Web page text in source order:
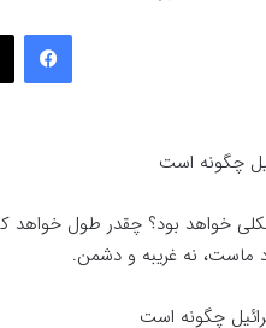
چگونه است
خواهد بود؟ چقدر طول خواهد
ماست، نه غریبه و دشمن.